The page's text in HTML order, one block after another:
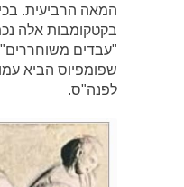
המאה הרביעית.
בקטקומבות אלה
"עבדים
לפנה"ס.